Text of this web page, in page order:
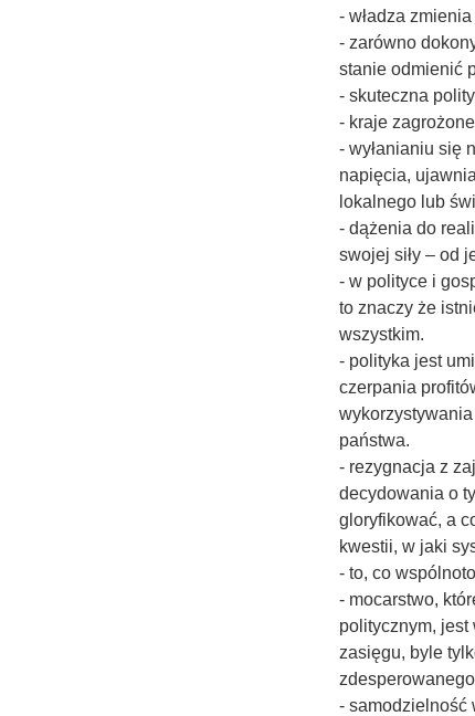
- władza
- zarówno
stanie odmienić
- skuteczna
- kraje
- wyłanianiu się
napięcia,
lokalnego lub
- dążenia do
swojej siły – od
- w polityce i
to znaczy że
wszystkim.
- polityka jest
czerpania
państwa.
- rezygnacja z
decydowania o
gloryfikować, a
kwestii, w jaki
- to, co
- mocarstwo,
politycznym,
zasięgu, byle
- samodzielność